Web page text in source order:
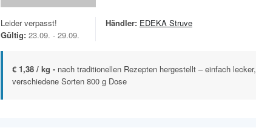
Leider verpasst!
Gültig: 23.09. - 29.09.
Händler: EDEKA Struve
€ 1,38 / kg - nach traditionellen Rezepten hergestellt – einfach lecker,
verschiedene Sorten 800 g Dose